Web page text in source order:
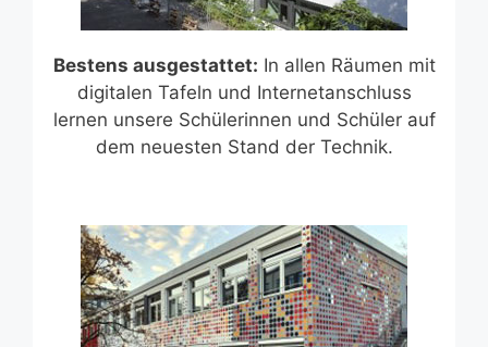
Bestens ausgestattet: In allen Räumen mit
digitalen Tafeln und Internetanschluss
lernen unsere Schülerinnen und Schüler auf
dem neuesten Stand der Technik.